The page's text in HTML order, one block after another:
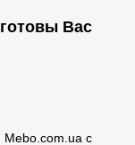
Вас
Mebo.com.ua с